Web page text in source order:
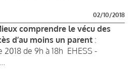
02/10/2018
comprendre le vécu des
d’au moins un parent :
de 9h à 18h EHESS -